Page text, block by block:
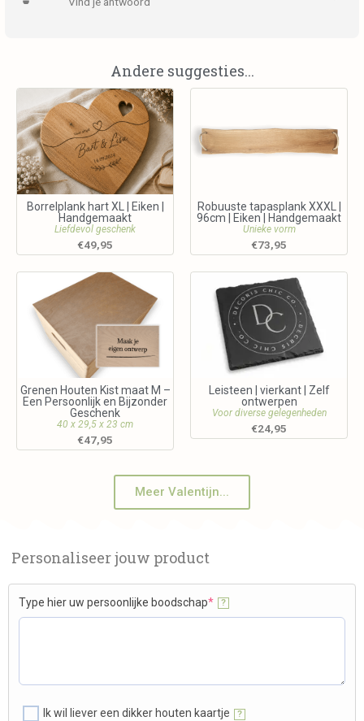
Andere suggesties...
Borrelplank hart XL | Eiken |
Handgemaakt
Liefdevol geschenk
€49,95
Robuuste tapasplank XXXL |
96cm | Eiken | Handgemaakt
Unieke vorm
€73,95
Grenen Houten Kist maat M –
Een Persoonlijk en Bijzonder
Geschenk
40 x 29,5 x 23 cm
€47,95
Leisteen | vierkant | Zelf
ontwerpen
Voor diverse gelegenheden
€24,95
Meer Valentijn...
Personaliseer jouw product
Type hier uw persoonlijke boodschap* ?
Ik wil liever een dikker houten kaartje ?